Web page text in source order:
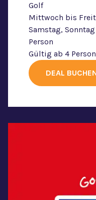
Golf
Mittwoch bis
Samstag,
Person
Gültig ab 4
DEAL